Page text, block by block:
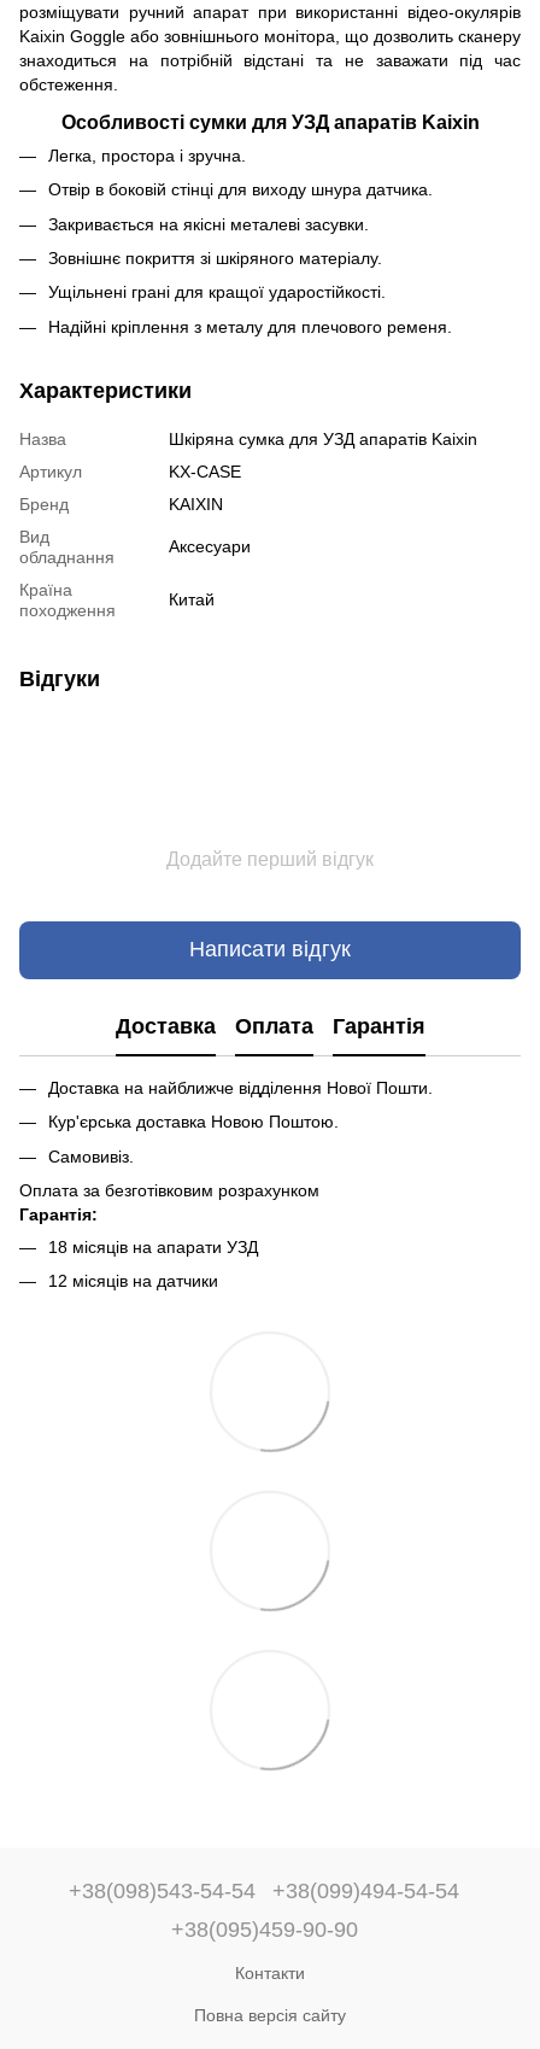
розміщувати ручний апарат при використанні відео-окулярів
Kaixin Goggle або зовнішнього монітора, що дозволить сканеру
знаходиться на потрібній відстані та не заважати під час
обстеження.
Особливості сумки для УЗД апаратів Kaixin
Легка, простора і зручна.
Отвір в боковій стінці для виходу шнура датчика.
Закривається на якісні металеві засувки.
Зовнішнє покриття зі шкіряного матеріалу.
Ущільнені грані для кращої ударостійкості.
Надійні кріплення з металу для плечового ременя.
Характеристики
Назва
Шкіряна сумка для УЗД апаратів Kaixin
Артикул
KX-CASE
Бренд
KAIXIN
Вид
обладнання
Аксесуари
Країна
походження
Китай
Відгуки
Додайте перший відгук
Написати відгук
Доставка Оплата Гарантія
Доставка на найближче відділення Нової Пошти.
Кур'єрська доставка Новою Поштою.
Самовивіз.
Оплата за безготівковим розрахунком
Гарантія:
18 місяців на апарати УЗД
12 місяців на датчики
+38(098)543-54-54
+38(099)494-54-54
+38(095)459-90-90
Контакти
Повна версія сайту